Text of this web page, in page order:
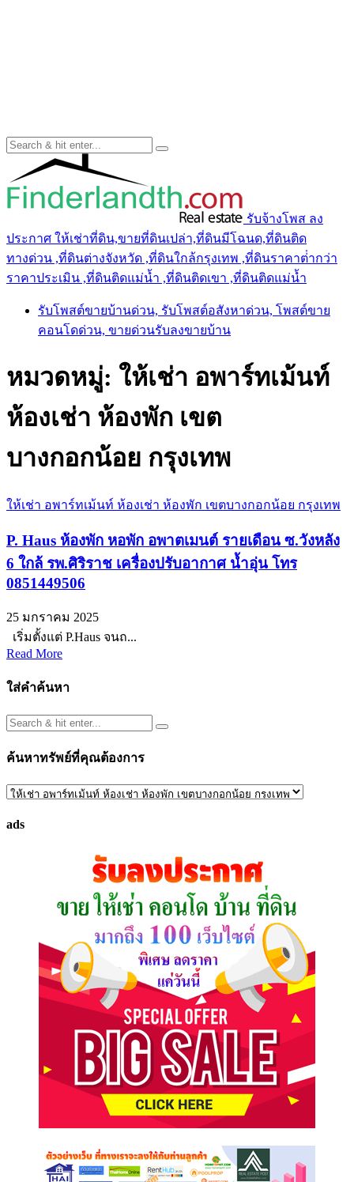
รับจ้างโพส ลง
ประกาศ ให้เช่าที่ดิน,ขายที่ดินเปล่า,ที่ดินมีโฉนด,ที่ดินติด
ทางด่วน ,ที่ดินต่างจังหวัด ,ที่ดินใกล้กรุงเทพ ,ที่ดินราคาต่ํากว่า
ราคาประเมิน ,ที่ดินติดแม่น้ำ ,ที่ดินติดเขา ,ที่ดินติดแม่น้ำ
รับโพสต์ขายบ้านด่วน, รับโพสต์อสังหาด่วน, โพสต์ขาย
คอนโดด่วน, ขายด่วนรับลงขายบ้าน
หมวดหมู่: ให้เช่า อพาร์ทเม้นท์
ห้องเช่า ห้องพัก เขต
บางกอกน้อย กรุงเทพ
ให้เช่า อพาร์ทเม้นท์ ห้องเช่า ห้องพัก เขตบางกอกน้อย กรุงเทพ
P. Haus ห้องพัก หอพัก อพาตเมนต์ รายเดือน ซ.วังหลัง
6 ใกล้ รพ.ศิริราช เครื่องปรับอากาศ น้ำอุ่น โทร
0851449506
25 มกราคม 2025
เริ่มตั้งแต่ P.Haus จนถ...
Read More
ใส่คำค้นหา
ค้นหาทรัพย์ที่คุณต้องการ
ค้นหา
ที่
ads